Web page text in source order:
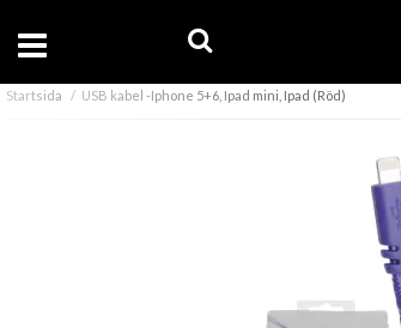
Startsida USB kabel -Iphone 5+6, Ipad mini, Ipad (Röd)